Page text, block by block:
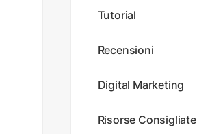
Tutorial
Recensioni
Digital Marketing
Risorse Consigliate